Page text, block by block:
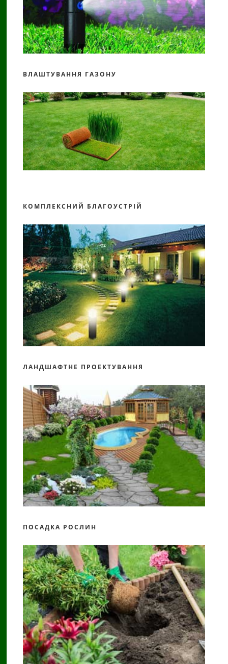
ВЛАШТУВАННЯ ГАЗОНУ
КОМПЛЕКСНИЙ БЛАГОУСТРІЙ
ЛАНДШАФТНЕ ПРОЕКТУВАННЯ
ПОСАДКА РОСЛИН